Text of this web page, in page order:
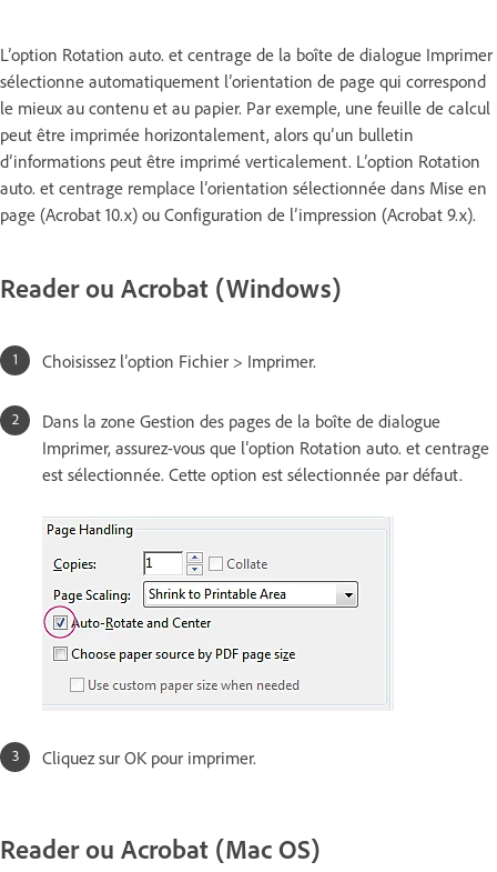
L’option Rotation auto. et centrage de la boîte de dialogue Imprimer
sélectionne automatiquement l’orientation de page qui correspond
le mieux au contenu et au papier. Par exemple, une feuille de calcul
peut être imprimée horizontalement, alors qu’un bulletin
d’informations peut être imprimé verticalement. L’option Rotation
auto. et centrage remplace l’orientation sélectionnée dans Mise en
page (Acrobat 10.x) ou Configuration de l’impression (Acrobat 9.x).
Reader ou Acrobat (Windows)
Choisissez l’option Fichier > Imprimer.
Dans la zone Gestion des pages de la boîte de dialogue
Imprimer, assurez-vous que l’option Rotation auto. et centrage
est sélectionnée. Cette option est sélectionnée par défaut.
Cliquez sur OK pour imprimer.
Reader ou Acrobat (Mac OS)